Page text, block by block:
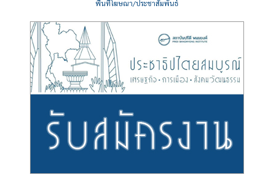
พื้นที่โฆษณา/ประชาสัมพันธ์